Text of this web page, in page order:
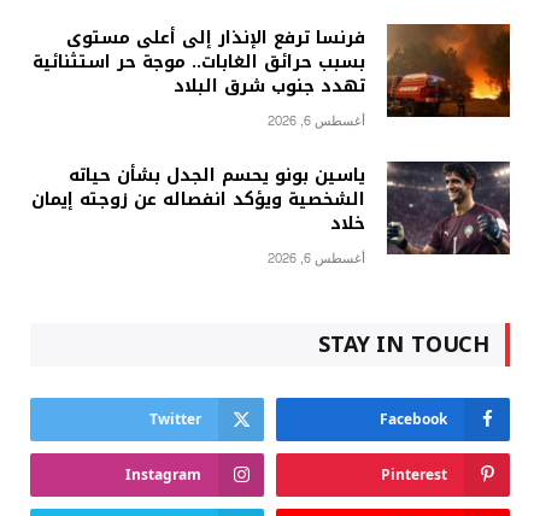
فرنسا ترفع الإنذار إلى أعلى مستوى
بسبب حرائق الغابات.. موجة حر استثنائية
تهدد جنوب شرق البلاد
أغسطس 6, 2026
ياسين بونو يحسم الجدل بشأن حياته
الشخصية ويؤكد انفصاله عن زوجته إيمان
خلاد
أغسطس 6, 2026
STAY IN TOUCH
Facebook
Twitter
Pinterest
Instagram